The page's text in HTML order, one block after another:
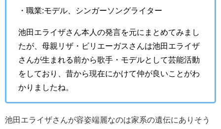
・職業:モデル、シンガーソングライター
池田エライザさん本人の発言を元にまとめてみまし
たが、母親リザ・ビリエーガスさんは池田エライザ
さんが生まれる前から歌手・モデルとして芸能活動
をしており、昔から現在にかけて仲が良いことがわ
かりましたね。
池田エライザさんが容姿端麗なのは家系の遺伝にありそう